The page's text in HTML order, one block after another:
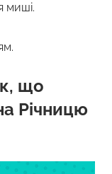
миші.
що
Річницю